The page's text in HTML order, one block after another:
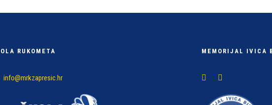
RUKOMETA
info@mrkzapresic.hr
MEMORIJAL IVICA